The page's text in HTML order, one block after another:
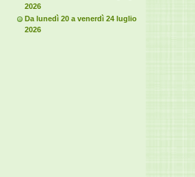
2026
Da lunedì 20 a venerdì 24 luglio
2026